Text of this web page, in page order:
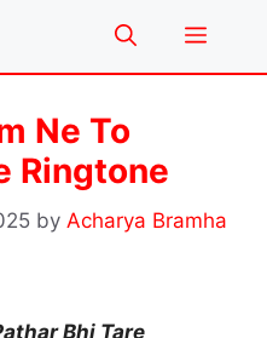
Menu
Ne To
Ringtone
by Acharya Bramha
Bhi Tare